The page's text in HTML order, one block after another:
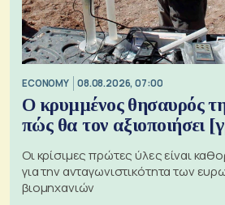
ECONOMY 08.08.2026, 07:00
Ο κρυμμένος θησαυρός
πώς θα τον αξιοποιήσει
Οι κρίσιμες πρώτες ύλες είναι
για την ανταγωνιστικότητα των
βιομηχανιών